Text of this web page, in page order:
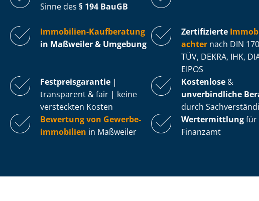
Sinne des § 194 BauGB
Immobilien-Kaufberatung
in Maßweiler & Umgebung
Zertifizierte
ach­ter nach DIN
TÜV, DEKRA, IHK,
EIPOS
Fest­preis­ga­ran­tie |
transparent & fair | keine
versteckten Kosten
Kostenlose &
unverbindliche
durch
Bewertung von Ge­wer­be­
im­mo­bi­li­en in Maßweiler
Wertermittlungfür
Finanzamt